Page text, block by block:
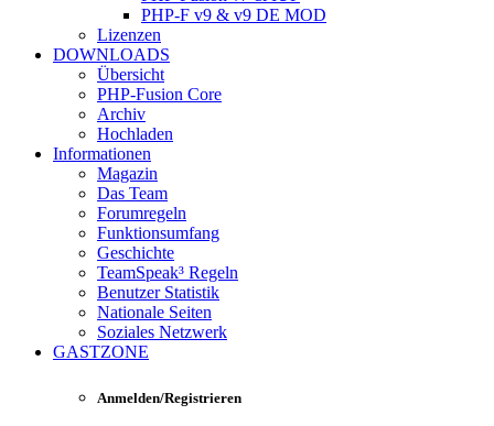
PHP-F v9 & v9 DE MOD
Lizenzen
DOWNLOADS
Übersicht
PHP-Fusion Core
Archiv
Hochladen
Informationen
Magazin
Das Team
Forumregeln
Funktionsumfang
Geschichte
TeamSpeak³ Regeln
Benutzer Statistik
Nationale Seiten
Soziales Netzwerk
GASTZONE
Anmelden/Registrieren